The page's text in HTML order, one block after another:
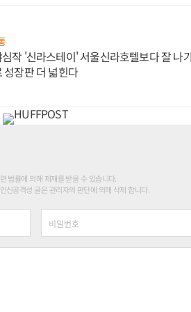
작 '신라스테이' 서울신라호텔보다 잘 나
성장판 더 넓힌다
법률에 의해 제재를 받을 수 있습니다.
신공격성 글은 관리자의 판단에 의해 삭제 합니다.